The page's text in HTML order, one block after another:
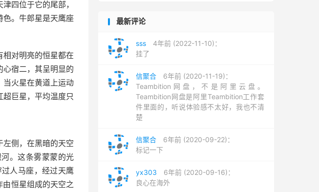
四位于它的尾部，
。牛郎星是天鹰座
相对明亮的恒星都在
心宿二，其呈明显的
当火星在黄道上运动
巨星，平均温度只
左侧，在黑暗的天空
。这条雾蒙蒙的光
人马座，经过天鹰
恒星组成的天空之
最新评论
sss
4年前 (2022-11-10)：
挂了
信聚合
6年前 (2020-11-19)：
Teambition网盘，不是阿里云盘。
Teambition网盘是阿里Teambition工作套
件里面的，听说体验感不太好，我也不清
楚
信聚合
6年前 (2020-09-22)：
标记一下
yx303
6年前 (2020-09-16)：
良心在海外